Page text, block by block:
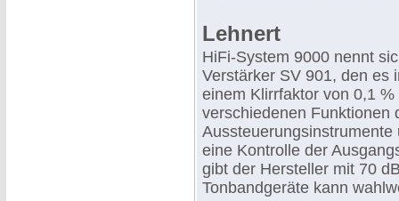
Lehnert
HiFi-System 9000 nennt
Verstärker SV 901, den es
einem Klirrfaktor von 0,1
verschiedenen Funktionen
eine Kontrolle der
gibt der Hersteller mit 70
Tonbandgeräte kann